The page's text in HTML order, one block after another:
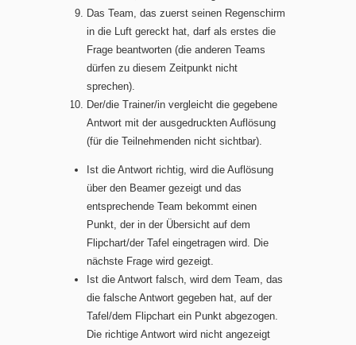
Das Team, das zuerst seinen Regenschirm
in die Luft gereckt hat, darf als erstes die
Frage beantworten (die anderen Teams
dürfen zu diesem Zeitpunkt nicht
sprechen).
Der/die Trainer/in vergleicht die gegebene
Antwort mit der ausgedruckten Auflösung
(für die Teilnehmenden nicht sichtbar).
Ist die Antwort richtig, wird die Auflösung
über den Beamer gezeigt und das
entsprechende Team bekommt einen
Punkt, der in der Übersicht auf dem
Flipchart/der Tafel eingetragen wird. Die
nächste Frage wird gezeigt.
Ist die Antwort falsch, wird dem Team, das
die falsche Antwort gegeben hat, auf der
Tafel/dem Flipchart ein Punkt abgezogen.
Die richtige Antwort wird nicht angezeigt